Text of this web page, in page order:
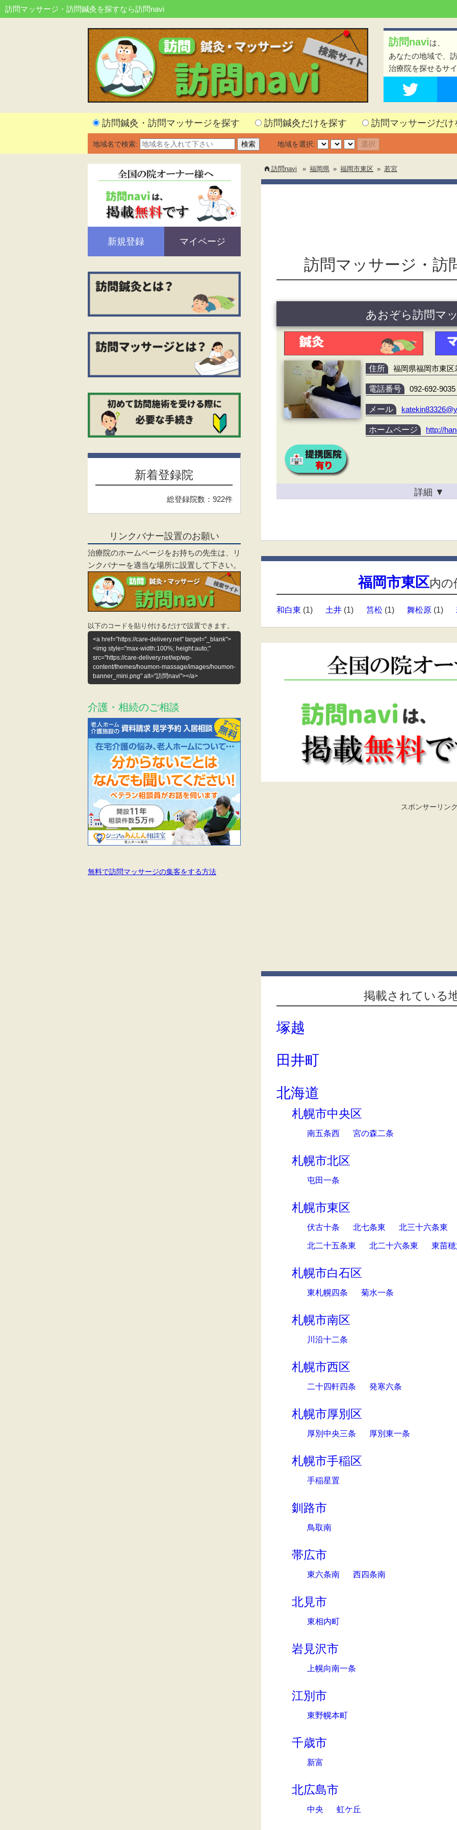
訪問マッサージ・訪問鍼灸を探すなら訪問navi
訪問naviは、
あなたの地域で、
治療院を探せるサ
訪問鍼灸・訪問マッサージを探す 訪問鍼灸だけを探す 訪問マッサージだけ
地域名で検索: 地域を選択:
訪問navi » 福岡県 » 福岡市東区 » 若宮
訪問マッサージ・訪
あおぞら訪問マ
住所 福岡県福岡市東区
電話番号 092-692-9035
メール
ホームページ http://
詳細 ▼
福岡市東区内の
和白東 (1) 土井 (1) 筥松 (1) 舞松原 (1)
スポンサーリン
掲載されている
塚越
田井町
北海道
札幌市中央区
南五条西 宮の森二条
札幌市北区
屯田一条
札幌市東区
伏古十条 北七条東 北三十六条東
北二十五条東 北二十六条東 東苗
札幌市白石区
東札幌四条 菊水一条
札幌市南区
川沿十二条
札幌市西区
二十四軒四条 発寒六条
札幌市厚別区
厚別中央三条 厚別東一条
札幌市手稲区
手稲星置
釧路市
鳥取南
帯広市
東六条南 西四条南
北見市
東相内町
岩見沢市
上幌向南一条
江別市
東野幌本町
千歳市
新富
北広島市
中央 虹ケ丘
新規登録 マイページ
新着登録院
総登録院数：922件
リンクバナー設置のお願い
治療院のホームページをお持ちの先生は、リ
ンクバナーを適当な場所に設置して下さい。
以下のコードを貼り付けるだけで設置できます。
<a href="https://care-delivery.net" target="_blank">
<img style="max-width:100%; height:auto;"
src="https://care-delivery.net/wp/wp-
content/themes/houmon-massage/images/houmon-
banner_mini.png" alt="訪問navi"></a>
介護・相続のご相談
無料で訪問マッサージの集客をする方法